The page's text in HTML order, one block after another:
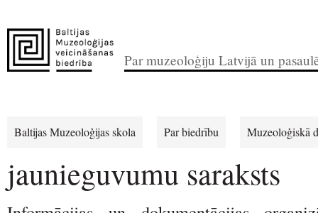
Par muzeoloģiju Latvijā un
Baltijas Muzeoloģijas skola Par biedrību Muzeoloģiskā
jaunieguvumu saraksts